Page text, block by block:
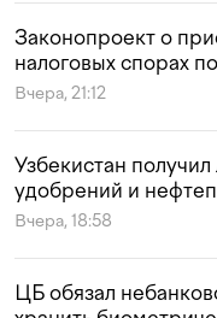
Законопроект о
налоговых спорах
Вчера, 21:12
Узбекистан
удобрений и
Вчера, 18:58
ЦБ обязал